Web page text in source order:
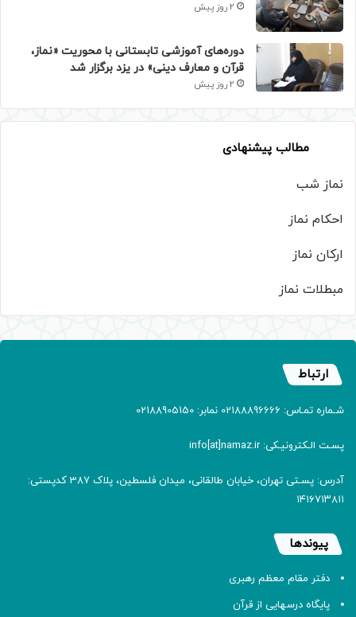
2 روز پیش
دوره‌های آموزشی تابستانی با محوریت «نماز،
قرآن و معارف دینی» در یزد برگزار شد
2 روز پیش
مطالب پیشنهادی
نماز شب
احکام نماز
ارکان نماز
مبطلات نماز
ارتباط
شـماره تمـاس: 02188896666 نمابر: 02188905150
پسـت الـکترونیـکی: info[at]namaz.ir
آدرس: پسـتی تهران، خیابان طالقانی، میدان فلسطین، پلاک 387 کدپستی:
۱۴۱۶۷۱۳۸۱۱
پیوندها
دفتر مقام معظم رهبری
پایگاه درسهایی از قرآن